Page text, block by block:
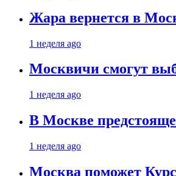
Жара вернется в
1 неделя ago
Москвичи смогут
1 неделя ago
В Москве
1 неделя ago
Москва поможет